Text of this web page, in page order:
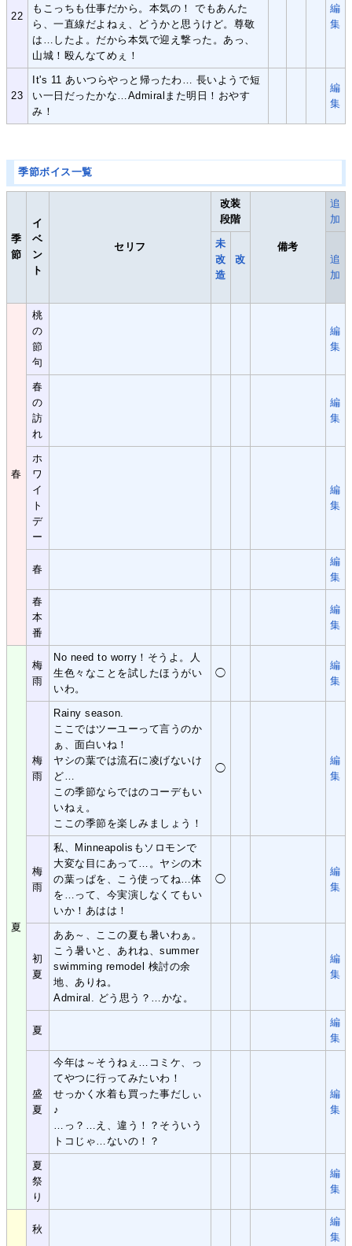
22
もこっちも仕事だから。本気の！ でもあんた
ら、一直線だよねぇ、どうかと思うけど。尊敬
は…したよ。だから本気で迎え撃った。あっ、
山城！殴んなてめぇ！
編
集
23
It's 11 あいつらやっと帰ったわ… 長いようで短
い一日だったかな…Admiralまた明日！おやす
み！
編
集
季節ボイス一覧
季
節
イ
ベ
ン
ト
セリフ
改装
段階
備考
追
加
未
改
造
改
追
加
春
桃
の
節
句
編
集
春
の
訪
れ
編
集
ホ
ワ
イ
ト
デ
ー
編
集
春
編
集
春
本
番
編
集
夏
梅
雨
No need to worry！そうよ。人
生色々なことを試したほうがい
いわ。
◯
編
集
梅
雨
Rainy season.
ここではツーユーって言うのか
ぁ、面白いね！
ヤシの葉では流石に凌げないけ
ど…
この季節ならではのコーデもい
いねぇ。
ここの季節を楽しみましょう！
◯
編
集
梅
雨
私、Minneapolisもソロモンで
大変な目にあって…。ヤシの木
の葉っぱを、こう使ってね…体
を…って、今実演しなくてもい
いか！あはは！
◯
編
集
初
夏
ああ～、ここの夏も暑いわぁ。
こう暑いと、あれね、summer
swimming remodel 検討の余
地、ありね。
Admiral. どう思う？…かな。
編
集
夏
編
集
盛
夏
今年は～そうねぇ…コミケ、っ
てやつに行ってみたいわ！
せっかく水着も買った事だしぃ
♪
…っ？…え、違う！？そういう
トコじゃ…ないの！？
編
集
夏
祭
り
編
集
秋
編
集